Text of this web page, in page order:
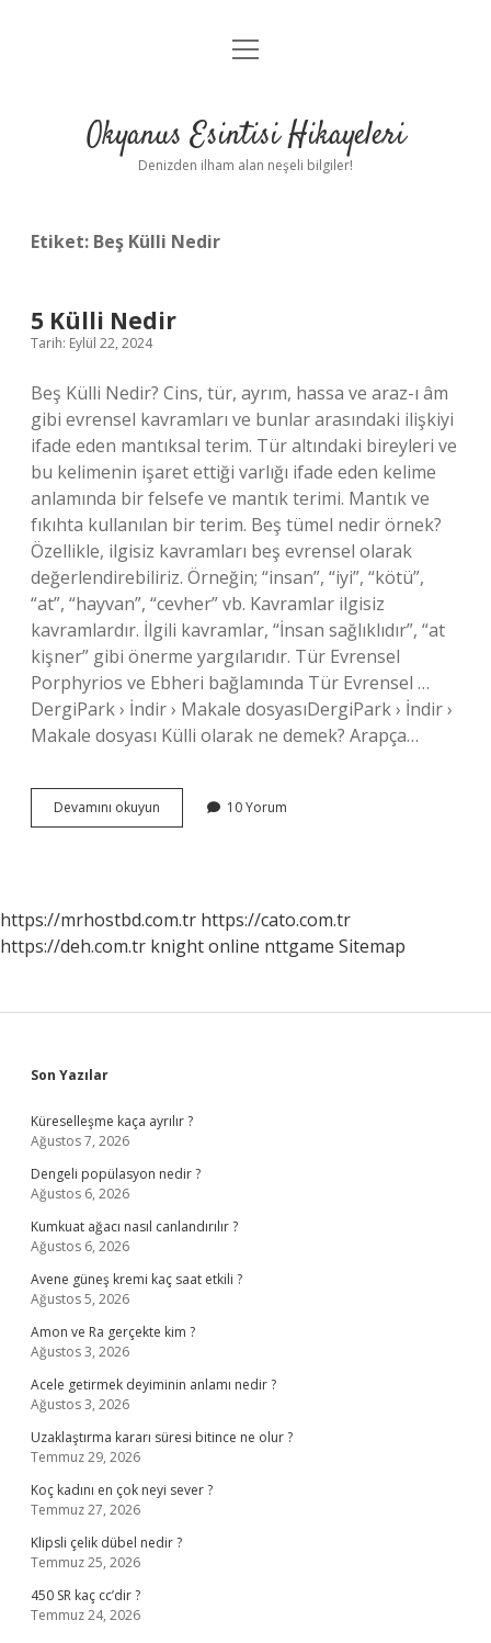
Anasayfa
Yasal Uyarı
menüyü
Okyanus Esintisi Hikayeleri
Denizden ilham alan neşeli bilgiler!
Etiket: Beş Külli Nedir
5 Külli Nedir
Tarih: Eylül 22, 2024
Beş Külli Nedir? Cins, tür, ayrım, hassa ve araz-ı âm
gibi evrensel kavramları ve bunlar arasındaki ilişkiyi
ifade eden mantıksal terim. Tür altındaki bireyleri ve
bu kelimenin işaret ettiği varlığı ifade eden kelime
anlamında bir felsefe ve mantık terimi. Mantık ve
fıkıhta kullanılan bir terim. Beş tümel nedir örnek?
Özellikle, ilgisiz kavramları beş evrensel olarak
değerlendirebiliriz. Örneğin; “insan”, “iyi”, “kötü”,
“at”, “hayvan”, “cevher” vb. Kavramlar ilgisiz
kavramlardır. İlgili kavramlar, “İnsan sağlıklıdır”, “at
kişner” gibi önerme yargılarıdır. Tür Evrensel
Porphyrios ve Ebheri bağlamında Tür Evrensel …
DergiPark › İndir › Makale dosyasıDergiPark › İndir ›
Makale dosyası Külli olarak ne demek? Arapça…
Devamını okuyun
Külli
10 Yorum
https://mrhostbd.com.tr https://cato.com.tr
https://deh.com.tr knight online nttgame Sitemap
Sidebar
Son Yazılar
Küreselleşme kaça ayrılır ?
Ağustos 7, 2026
Dengeli popülasyon nedir ?
Ağustos 6, 2026
Kumkuat ağacı nasıl canlandırılır ?
Ağustos 6, 2026
Avene güneş kremi kaç saat etkili ?
Ağustos 5, 2026
Amon ve Ra gerçekte kim ?
Ağustos 3, 2026
Acele getirmek deyiminin anlamı nedir ?
Ağustos 3, 2026
Uzaklaştırma kararı süresi bitince ne olur ?
Temmuz 29, 2026
Koç kadını en çok neyi sever ?
Temmuz 27, 2026
Klipsli çelik dübel nedir ?
Temmuz 25, 2026
450 SR kaç cc’dir ?
Temmuz 24, 2026